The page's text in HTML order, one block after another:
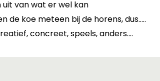
uit van wat er wel kan
de koe meteen bij de horens, dus…..
concreet, speels, anders….